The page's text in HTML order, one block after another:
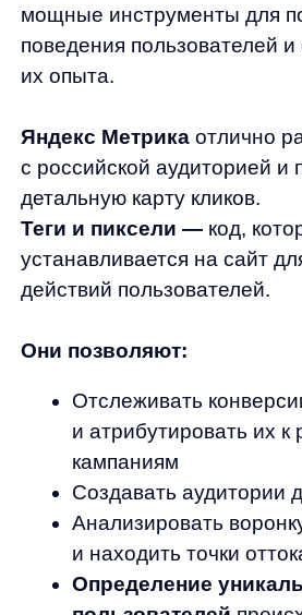
жизненной ценности (LTV).
Использование контактных
маркетинга и рекламы
Собранные контактные данные
широкие возможности для
рекламы и персонализированного
Сегментирование аудитории
По поведению на сайте
По истории покупок
По стадии в воронке продаж
Практическое применение в
Исключение уже купивших
из рекламных кампаний
Создание look-alike